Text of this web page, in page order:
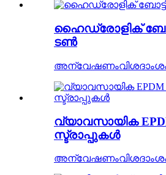
ഹൈഡ്രോളിക്
ടൺ
അന്വേഷണം
വ്യാവസായിക
സ്ട്രാപ്പുകൾ
അന്വേഷണം